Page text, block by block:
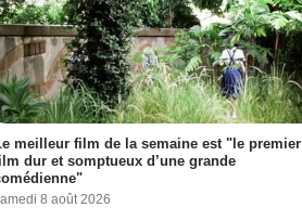
meilleur film de la semaine est "le premier
dur et somptueux d’une grande
8 août 2026